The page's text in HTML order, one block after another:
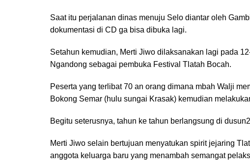
Saat itu perjalanan dinas menuju Selo diantar oleh
dokumentasi di CD ga bisa dibuka lagi.
Setahun kemudian, Merti Jiwo dilaksanakan lagi pada
Ngandong sebagai pembuka Festival Tlatah Bocah.
Peserta yang terlibat 70 an orang dimana mbah Walji
Bokong Semar (hulu sungai Krasak) kemudian
Begitu seterusnya, tahun ke tahun berlangsung di
Merti Jiwo selain bertujuan menyatukan spirit jejaring
anggota keluarga baru yang menambah semangat